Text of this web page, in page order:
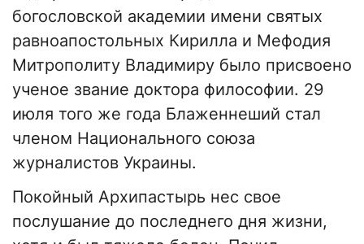
богословской академии имени святых
равноапостольных Кирилла и Мефодия
Митрополиту Владимиру было присвоено
ученое звание доктора философии. 29
июля того же года Блаженнеший стал
членом Национального союза
журналистов Украины.
Покойный Архипастырь нес свое
послушание до последнего дня жизни,